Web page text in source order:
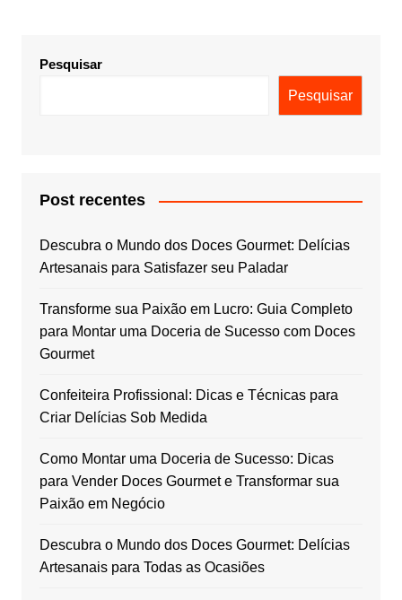
Pesquisar
Pesquisar
Post recentes
Descubra o Mundo dos Doces Gourmet: Delícias
Artesanais para Satisfazer seu Paladar
Transforme sua Paixão em Lucro: Guia Completo
para Montar uma Doceria de Sucesso com Doces
Gourmet
Confeiteira Profissional: Dicas e Técnicas para
Criar Delícias Sob Medida
Como Montar uma Doceria de Sucesso: Dicas
para Vender Doces Gourmet e Transformar sua
Paixão em Negócio
Descubra o Mundo dos Doces Gourmet: Delícias
Artesanais para Todas as Ocasiões